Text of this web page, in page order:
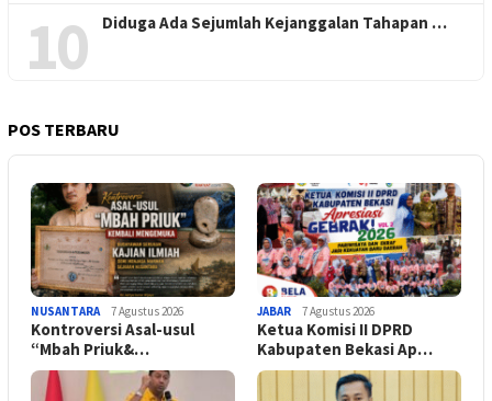
10 Diduga Ada Sejumlah Kejanggalan Tahapan …
POS TERBARU
NUSANTARA 7 Agustus 2026
Kontroversi Asal-usul
“Mbah Priuk&…
JABAR 7 Agustus 2026
Ketua Komisi II DPRD
Kabupaten Bekasi Ap…